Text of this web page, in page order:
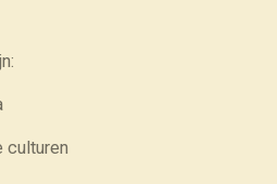
culturen